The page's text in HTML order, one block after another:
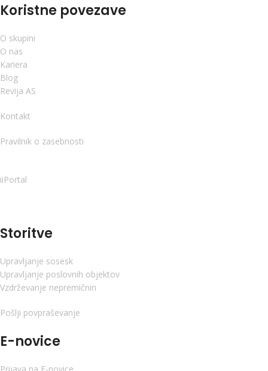
Koristne povezave
O skupini
O nas
Kariera
Blog
Revija AS
Kontakt
Pravilnik o zasebnosti
iiPortal
Storitve
Upravljanje sosesk
Upravljanje poslovnih objektov
Vzdrževanje nepremičnin
Pošlji povpraševanje
E-novice